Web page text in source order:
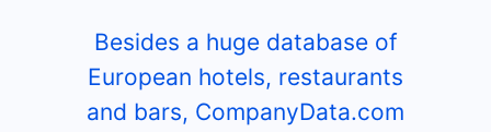
Besides a huge database of
European hotels, restaurants
and bars, CompanyData.com